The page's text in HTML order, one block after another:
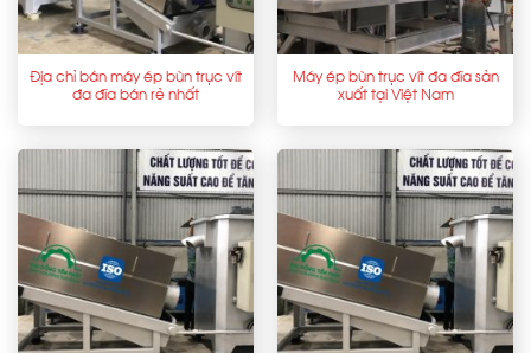
Địa chỉ bán máy ép bùn trục vít
đa đĩa bán rẻ nhất
Máy ép bùn trục vít đa đĩa sản
xuất tại Việt Nam